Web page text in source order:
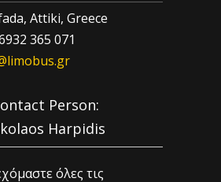
Attiki, Greece
365 071
Person:
Harpidis
όλες τις